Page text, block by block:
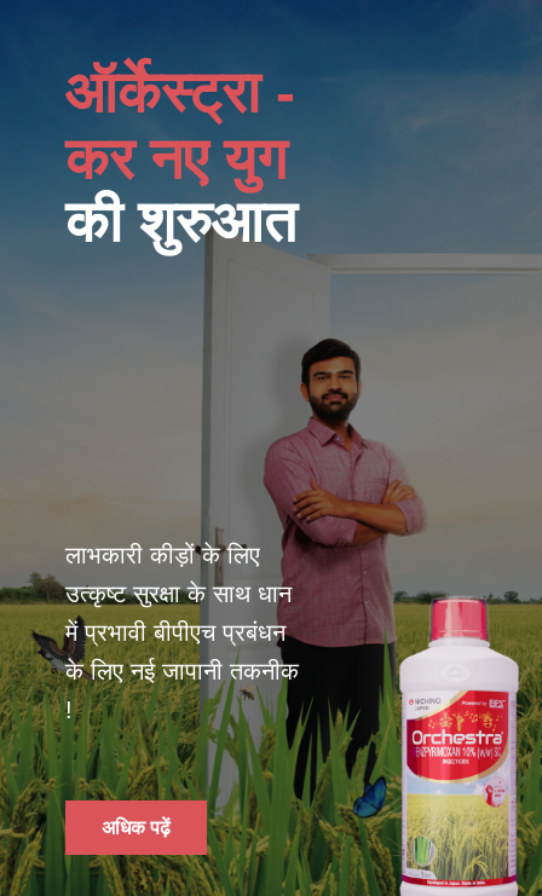
ऑर्केस्ट्रा -
कर नए युग
की शुरुआत
लाभकारी कीड़ों के लिए
उत्कृष्ट सुरक्षा के साथ धान
में प्रभावी बीपीएच प्रबंधन
के लिए नई जापानी तकनीक
!
अधिक पढ़ें